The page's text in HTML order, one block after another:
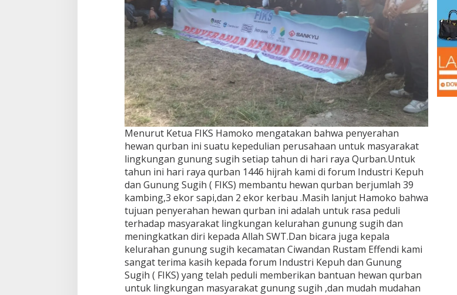
Menurut Ketua FIKS Hamoko mengatakan bahwa penyerahan
hewan qurban ini suatu kepedulian perusahaan untuk masyarakat
lingkungan gunung sugih setiap tahun di hari raya Qurban.Untuk
tahun ini hari raya qurban 1446 hijrah kami di forum Industri Kepuh
dan Gunung Sugih ( FIKS) membantu hewan qurban berjumlah 39
kambing,3 ekor sapi,dan 2 ekor kerbau .Masih lanjut Hamoko bahwa
tujuan penyerahan hewan qurban ini adalah untuk rasa peduli
terhadap masyarakat lingkungan kelurahan gunung sugih dan
meningkatkan diri kepada Allah SWT.Dan bicara juga kepala
kelurahan gunung sugih kecamatan Ciwandan Rustam Effendi kami
sangat terima kasih kepada forum Industri Kepuh dan Gunung
Sugih ( FIKS) yang telah peduli memberikan bantuan hewan qurban
untuk lingkungan masyarakat gunung sugih ,dan mudah mudahan